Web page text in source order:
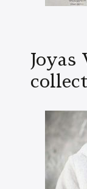
Joyas